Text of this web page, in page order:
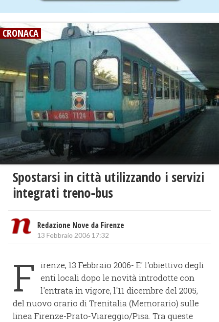
CRONACA
Spostarsi in città utilizzando i servizi
integrati treno-bus
Redazione Nove da Firenze
13 Febbraio 2006 17:32
F irenze, 13 Febbraio 2006- E' l'obiettivo degli
enti locali dopo le novità introdotte con
l'entrata in vigore, l'11 dicembre del 2005,
del nuovo orario di Trenitalia (Memorario) sulle
linea Firenze-Prato-Viareggio/Pisa. Tra queste